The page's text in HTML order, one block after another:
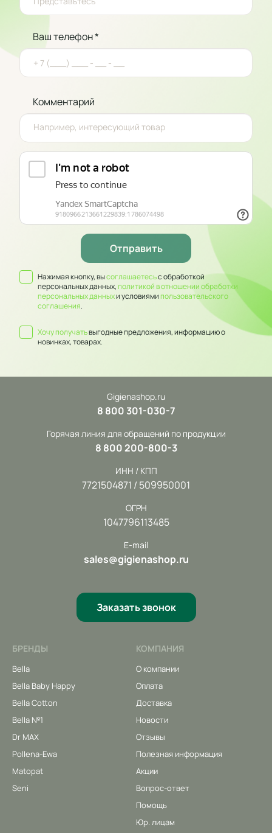
Ваш телефон *
Комментарий
Нажимая кнопку, высоглашаетесьс обработкой
персональных данных,политикой в отношении обработки
персональных данныхи условиямипользовательского
соглашения.
Хочу получатьвыгодные предложения, информацию о
новинках, товарах.
Gigienashop.ru
8 800 301-030-7
Горячая линия для обращений по продукции
8 800 200-800-3
ИНН / КПП
7721504871 / 509950001
ОГРН
1047796113485
E-mail
sales@gigienashop.ru
Заказать звонок
БРЕНДЫ
Bella
Bella Baby Happy
Bella Cotton
Bella №1
Dr MAX
Pollena-Ewa
Matopat
Seni
КОМПАНИЯ
О компании
Оплата
Доставка
Новости
Отзывы
Полезная информация
Акции
Вопрос-ответ
Помощь
Юр. лицам